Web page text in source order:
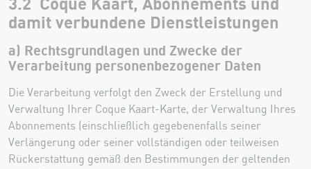
3.2 Coque Kaart, Abonnements und
damit verbundene Dienstleistungen
a) Rechtsgrundlagen und Zwecke der
Verarbeitung personenbezogener Daten
Die Verarbeitung verfolgt den Zweck der Erstellung und
Verwaltung Ihrer Coque Kaart-Karte, der Verwaltung Ihres
Abonnements (einschließlich gegebenenfalls seiner
Verlängerung oder seiner vollständigen oder teilweisen
Rückerstattung gemäß den Bestimmungen der geltenden